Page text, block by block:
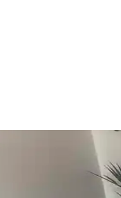
ve Konforlu Hale
için renk seçimi,